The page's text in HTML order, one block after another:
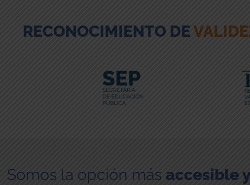
RECONOCIMIENTO DE
Somos la opción más accesible